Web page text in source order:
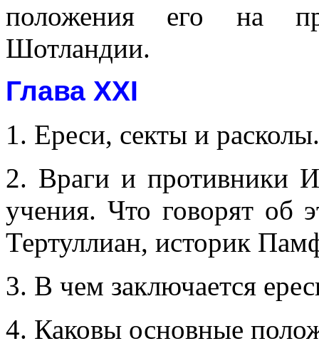
положения его на
Шотландии.
Глава XXI
1. Ереси, секты и
2. Враги и противники
учения. Что говорят об
Тертуллиан, историк
3. В чем заключается
4. Каковы основные